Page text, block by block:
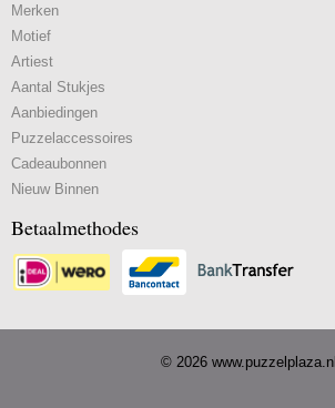
Merken
Motief
Artiest
Aantal Stukjes
Aanbiedingen
Puzzelaccessoires
Cadeaubonnen
Nieuw Binnen
Betaalmethodes
© 2026 www.puzzelplaza.nl